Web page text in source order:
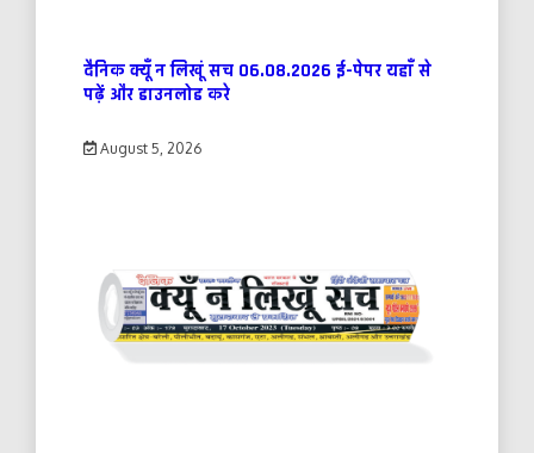
दैनिक क्यूँ न लिखूं सच 06.08.2026 ई-पेपर यहाँ से
पढ़ें और डाउनलोड करे
August 5, 2026